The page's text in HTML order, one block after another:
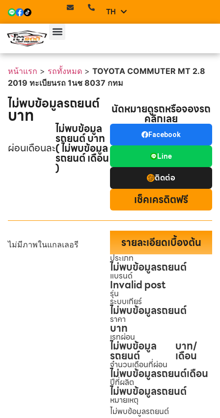
TH
EN
หน้าแรก > รถทั้งหมด > TOYOTA COMMUTER MT 2.8
2019 ทะเบียนรถ 1นช 8037 กทม
ไม่พบข้อมูลรถยนต์
บาท
ผ่อนเดือนละ
ไม่พบข้อมูล
รถยนต์ บาท
( ไม่พบข้อมูล
รถยนต์ เดือน
)
นัดหมายดูรถหรือจองรถ
คลิกเลย
Facebook
Line
ติดต่อ
เช็คเครดิตฟรี
ไม่มีภาพในแกลเลอรี รายละเอียดเบื้องต้น
ประเภท
ไม่พบข้อมูลรถยนต์
แบรนด์
Invalid post
รุ่น
ระบบเกียร์
ไม่พบข้อมูลรถยนต์
ราคา
บาท
เรทผ่อน
ไม่พบข้อมูล
รถยนต์
บาท/
เดือน
จำนวนเดือนที่ผ่อน
ไม่พบข้อมูลรถยนต์เดือน
ปีที่ผลิต
ไม่พบข้อมูลรถยนต์
หมายเหตุ
ไม่พบข้อมูลรถยนต์